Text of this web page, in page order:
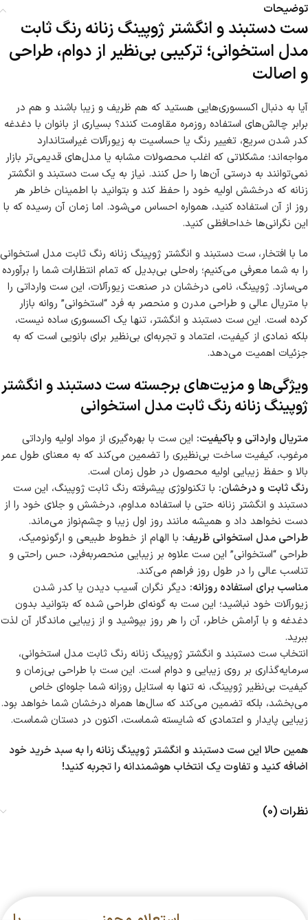
توضیحات
ست دستبند و انگشتر ژوپینگ زنانه رنگ ثابت
مدل استخوانی؛ ترکیبی بی‌نظیر از دوام، طراحی
و اصالت
آیا به دنبال اکسسوری‌هایی هستید که هم ظریف و زیبا باشند و هم در
برابر چالش‌های استفاده روزمره مقاومت کنند؟ بسیاری از بانوان با دغدغه
کدر شدن سریع، تغییر رنگ یا حساسیت به زیورآلات غیراستاندارد
مواجه‌اند؛ مشکلاتی که اغلب محصولات مشابه یا مدل‌های قدیمی‌تر بازار
نمی‌توانند به درستی آن‌ها را حل کنند. نیاز به یک ست دستبند و انگشتر
زنانه که درخشش اولیه خود را حفظ کند و بتوانید با اطمینان خاطر هر
روز از آن استفاده کنید، همواره احساس می‌شود. اما زمان آن رسیده که با
این نگرانی‌ها خداحافظی کنید.
ما با افتخار، ست دستبند و انگشتر ژوپینگ زنانه رنگ ثابت مدل استخوانی
را به شما معرفی می‌کنیم؛ راه‌حلی بی‌بدیل که تمام انتظارات شما را برآورده
می‌سازد. ژوپینگ، نامی درخشان در صنعت زیورآلات، این ست وارداتی را
با متریال عالی و طراحی مدرن و منحصر به فرد “استخوانی” روانه بازار
کرده است. این ست دستبند و انگشتر، تنها یک اکسسوری ساده نیست،
بلکه نمادی از کیفیت، اعتماد و تجربه‌ای بی‌نظیر برای بانویی است که به
جزئیات اهمیت می‌دهد.
ویژگی‌ها و مزیت‌های برجسته ست دستبند و انگشتر
ژوپینگ زنانه رنگ ثابت مدل استخوانی
متریال وارداتی و باکیفیت: این ست با بهره‌گیری از مواد اولیه وارداتی
مرغوب، کیفیت ساخت بی‌نظیری را تضمین می‌کند که به معنای طول عمر
بالا و حفظ زیبایی اولیه محصول در طول زمان است.
رنگ ثابت و درخشان: با تکنولوژی پیشرفته رنگ ثابت ژوپینگ، این ست
دستبند و انگشتر زنانه حتی با استفاده مداوم، درخشش و جلای خود را از
دست نخواهد داد و همیشه مانند روز اول زیبا و چشم‌نواز می‌ماند.
طراحی مدل استخوانی ظریف: با الهام از خطوط طبیعی و ارگونومیک،
طراحی “استخوانی” این ست علاوه بر زیبایی منحصربه‌فرد، حس راحتی و
تناسب عالی را در طول روز فراهم می‌کند.
مناسب برای استفاده روزانه: دیگر نگران آسیب دیدن یا کدر شدن
زیورآلات خود نباشید؛ این ست به گونه‌ای طراحی شده که بتوانید بدون
دغدغه و با آرامش خاطر، آن را هر روز بپوشید و از زیبایی ماندگار آن لذت
ببرید.
انتخاب ست دستبند و انگشتر ژوپینگ زنانه رنگ ثابت مدل استخوانی،
سرمایه‌گذاری بر روی زیبایی و دوام است. این ست با طراحی بی‌زمان و
کیفیت بی‌نظیر ژوپینگ، نه تنها به استایل روزانه شما جلوه‌ای خاص
می‌بخشد، بلکه تضمین می‌کند که سال‌ها همراه درخشان شما خواهد بود.
زیبایی پایدار و اعتمادی که شایسته شماست، اکنون در دستان شماست.
همین حالا این ست دستبند و انگشتر ژوپینگ زنانه را به سبد خرید خود
اضافه کنید و تفاوت یک انتخاب هوشمندانه را تجربه کنید!
نظرات (0)